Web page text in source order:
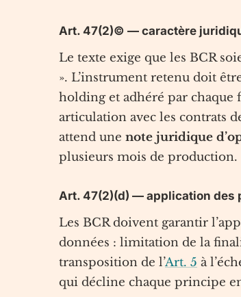
Art. 47(2)© — caractère
Le texte exige que les BCR
». L’instrument retenu doit
holding et adhéré par chaque
articulation avec les contrats
attend une note juridique
plusieurs mois de production.
Art. 47(2)(d) — application des
Les BCR doivent garantir
données : limitation de la
transposition de l’Art. 5 à
qui décline chaque principe